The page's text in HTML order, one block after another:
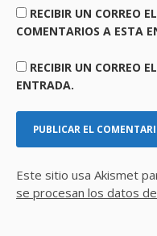
RECIBIR UN CORREO
COMENTARIOS A ESTA
RECIBIR UN CORREO
ENTRADA.
Este sitio usa Akismet
se procesan los datos